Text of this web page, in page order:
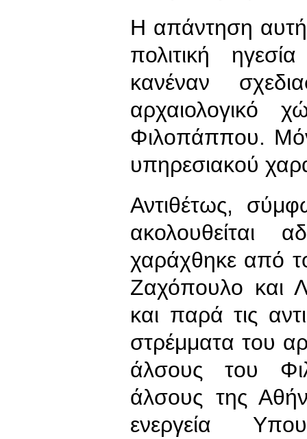
Η απάντηση αυτή,
πολιτική
κανέναν
αρχαιολογικό
Φιλοπάππου.
υπηρεσιακού
Αντιθέτως,
ακολουθείται
χαράχθηκε από
Ζαχόπουλο και
και παρά τις
στρέμματα του
άλσους του
άλσους της
ενεργεία